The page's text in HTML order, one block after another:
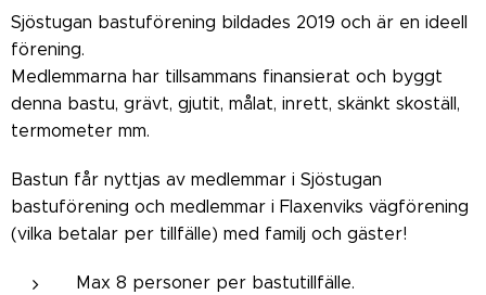
Sjöstugan bastuförening bildades 2019 och är en ideell
förening.
Medlemmarna har tillsammans finansierat och byggt
denna bastu, grävt, gjutit, målat, inrett, skänkt skoställ,
termometer mm.
Bastun får nyttjas av medlemmar i Sjöstugan
bastuförening och medlemmar i Flaxenviks vägförening
(vilka betalar per tillfälle) med familj och gäster!
Max 8 personer per bastutillfälle.